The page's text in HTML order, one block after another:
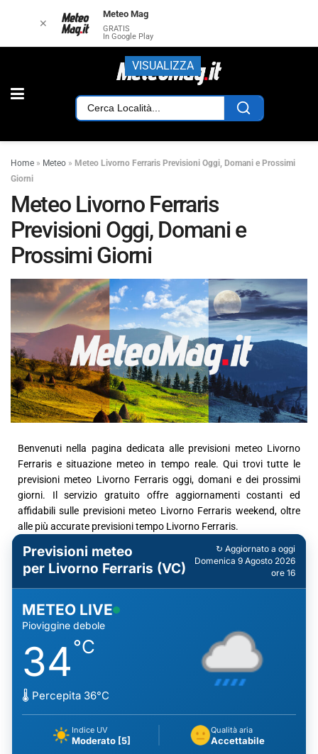
Home » Meteo » Meteo Livorno Ferraris Previsioni Oggi, Domani e Prossimi
Giorni
Meteo Livorno Ferraris
Previsioni Oggi, Domani e
Prossimi Giorni
Benvenuti nella pagina dedicata alle previsioni meteo Livorno
Ferraris e situazione meteo in tempo reale. Qui trovi tutte le
previsioni meteo Livorno Ferraris oggi, domani e dei prossimi
giorni. Il servizio gratuito offre aggiornamenti costanti ed
affidabili sulle previsioni meteo Livorno Ferraris weekend, oltre
alle più accurate previsioni tempo Livorno Ferraris.
Previsioni meteo
per Livorno Ferraris (VC)
↻ Aggiornato a oggi
Domenica 9 Agosto 2026
ore 16
METEO LIVE
Pioviggine debole
34°C
🌡️ Percepita 36°C
Indice UV
Moderato [5]
Qualità aria
Accettabile
✕
Meteo Mag
GRATIS
In Google Play
VISUALIZZA